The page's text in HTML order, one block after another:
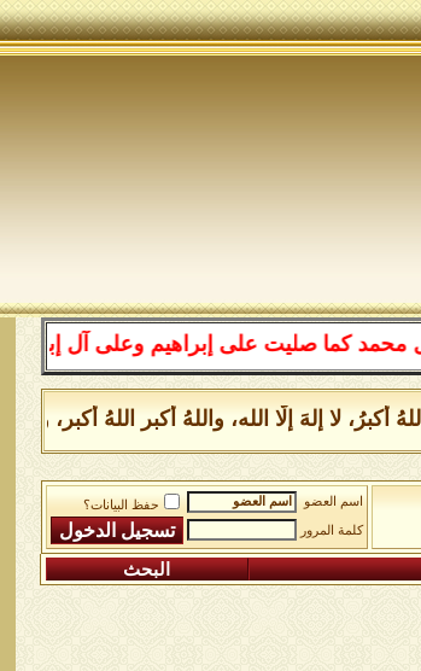
صليت على إبراهيم وعلى آل إبراهيم إنك
أكبرُ، لا إلهَ إلَّا الله، واللهُ أكبر اللهُ أكبر،
اسم العضو
حفظ البيانات؟
كلمة المرور
البحث